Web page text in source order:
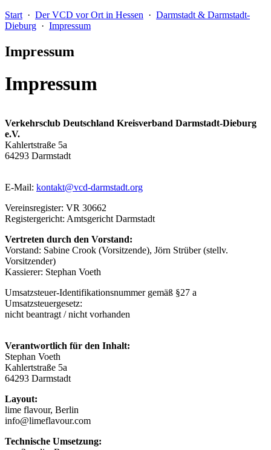
Start · Der VCD vor Ort in Hessen · Darmstadt & Darmstadt-
Dieburg · Impressum
Impressum
Impressum
Verkehrsclub Deutschland Kreisverband Darmstadt-Dieburg
e.V.
Kahlertstraße 5a
64293 Darmstadt
E-Mail: kontakt@vcd-darmstadt.org
Vereinsregister: VR 30662
Registergericht: Amtsgericht Darmstadt
Vertreten durch den Vorstand:
Vorstand: Sabine Crook (Vorsitzende), Jörn Strüber (stellv.
Vorsitzender)
Kassierer: Stephan Voeth
Umsatzsteuer-Identifikationsnummer gemäß §27 a
Umsatzsteuergesetz:
nicht beantragt / nicht vorhanden
Verantwortlich für den Inhalt:
Stephan Voeth
Kahlertstraße 5a
64293 Darmstadt
Layout:
lime flavour, Berlin
info@limeflavour.com
Technische Umsetzung: